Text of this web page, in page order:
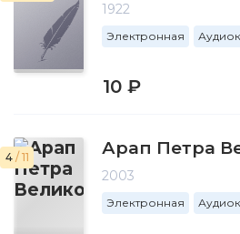
1922
Электронная
10 ₽
4 / 11 Арап Петра
2003
Электронная